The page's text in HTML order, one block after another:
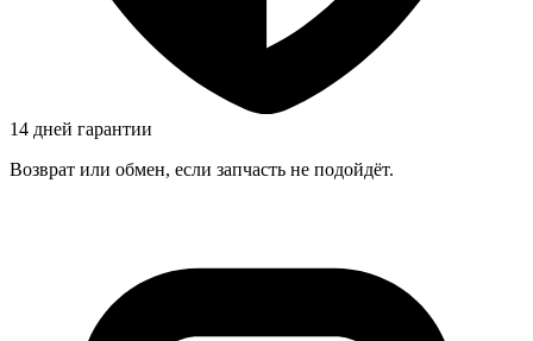
14 дней гарантии
Возврат или обмен, если запчасть не подойдёт.